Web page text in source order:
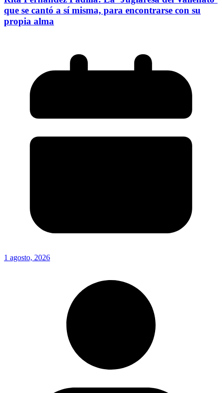
que se cantó a sí misma, para encontrarse con su
propia alma
1 agosto, 2026